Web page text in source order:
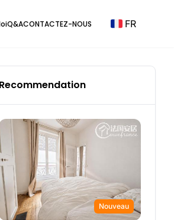
Q&ACONTACTEZ-NOUS FR
Recommendation
Nouveau